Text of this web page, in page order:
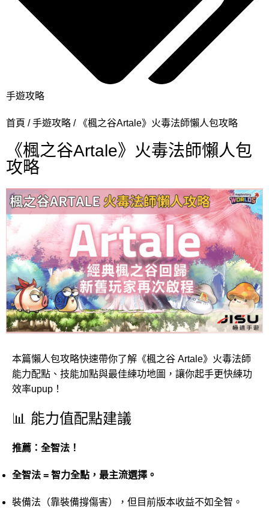
手遊攻略
首頁 手遊攻略 《楓之谷Artale》火毒法師懶人包攻略
《楓之谷Artale》火毒法師懶人包
攻略
本篇懶人包攻略快速帶你了解《楓之谷 Artale》火毒法師
能力配點、 技能加點與最佳練功地圖， 讓你起手更快練功
效率upup ！
📊 能力值配點建議
推薦： 全智法！
全智法 = 智力全點， 最主流選擇。
裝備法（靠裝備撐傷害） ， 但 目前版本收益不如全智。